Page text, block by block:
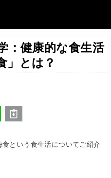
：健康的な食生活
」とは？
という食生活についてご紹介